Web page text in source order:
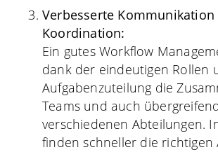
Verbesserte Kommunikation
Koordination:
Ein gutes Workflow
dank der eindeutigen Rollen
Aufgabenzuteilung die
Teams und auch
verschiedenen Abteilungen.
finden schneller die richtigen